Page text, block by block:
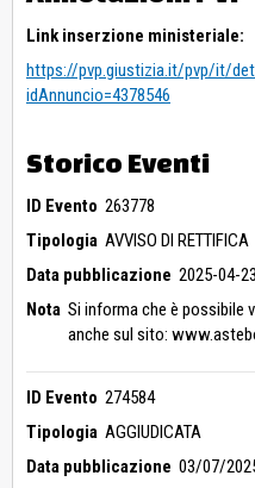
Link inserzione ministeriale:
https://pvp.giustizia.it/pvp/it/
idAnnuncio=4378546
Storico Eventi
ID Evento 263778
Tipologia AVVISO DI RETTIFICA
Data pubblicazione 2025-04-23
Nota Si informa che è possibile
anche sul sito:
ID Evento 274584
Tipologia AGGIUDICATA
Data pubblicazione 03/07/